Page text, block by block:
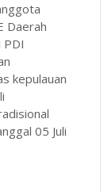
Daerah
PDI
kepulauan
05 Juli